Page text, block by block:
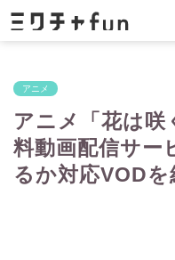
アニメ
アニメ「花は咲
料動画配信サー
るか対応VODを